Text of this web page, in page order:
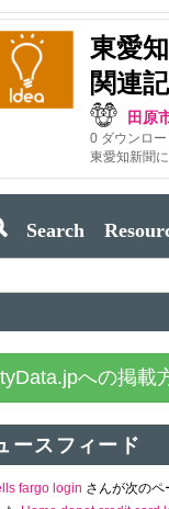
東愛
関連
田原
0 ダウンロ
Search
への掲載
ースフィード
fargo login さんが次のペ